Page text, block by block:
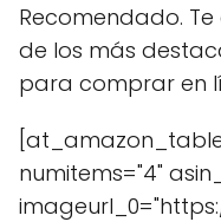
Recomendado.
de los más
para comprar en
numitems="4"